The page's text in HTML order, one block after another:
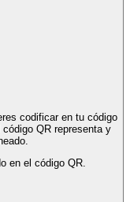
codificar en tu código
QR representa y
en el código QR.